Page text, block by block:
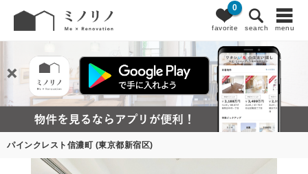
favorite
0
search menu
パインクレスト信濃町 (東京都新宿区)